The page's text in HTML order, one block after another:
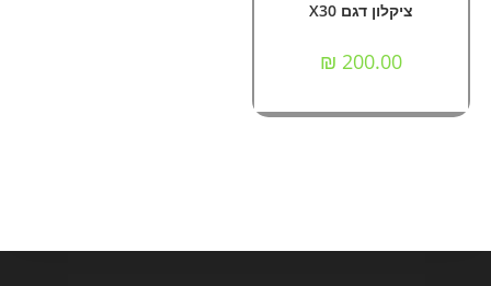
ציקלון דגם X30
₪ 200.00